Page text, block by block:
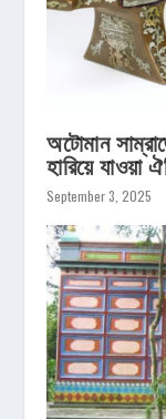
অটোমান
হারিয়ে যাওয়া
September 3, 2025